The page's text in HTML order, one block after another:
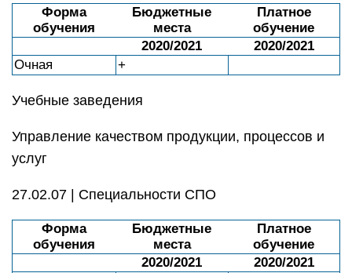
Форма
обучения
Бюджетные
места
Платное
обучение
2020/2021
2020/2021
Очная
+
Учебные заведения
Управление качеством продукции, процессов и
услуг
27.02.07 | Специальности СПО
Форма
обучения
Бюджетные
места
Платное
обучение
2020/2021
2020/2021